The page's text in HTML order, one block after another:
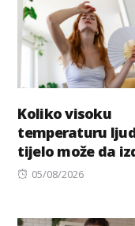
Koliko visoku
temperaturu
tijelo može da
Posted
05/08/2026